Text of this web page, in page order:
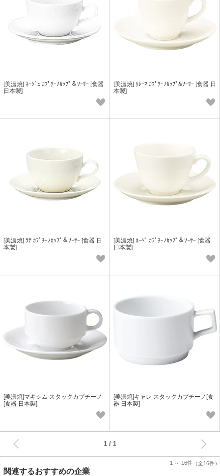
[美濃焼] ﾈｰｼﾞｭ ｶﾌﾟﾁｰﾉｶｯﾌﾟ＆ｿｰｻｰ [食器
日本製]
[美濃焼] ｸﾚｰﾏ ｶﾌﾟﾁｰﾉｶｯﾌﾟ&ｿｰｻｰ [食器 日
本製]
[美濃焼] ﾗﾃ ｶﾌﾟﾁｰﾉｶｯﾌﾟ＆ｿｰｻｰ [食器 日
本製]
[美濃焼] ﾈｰﾍﾞ ｶﾌﾟﾁｰﾉｶｯﾌﾟ＆ｿｰｻｰ [食器
日本製]
[美濃焼]マキシム スタックカプチーノ
[食器 日本製]
[美濃焼]キャレ スタックカプチーノ[食
器 日本製]
1 ～ 16件 （全16件）
1
関連するおすすめの企業